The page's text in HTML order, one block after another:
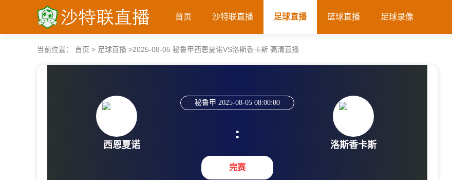
首页 沙特联直播 足球直播 篮球直播 足球录像
当前位置： 首页 > 足球直播 >2025-08-05 秘鲁甲西恩夏诺VS洛斯香卡斯 高清直播
西恩夏诺
秘鲁甲 2025-08-05 08:00:00
:
完赛
洛斯香卡斯